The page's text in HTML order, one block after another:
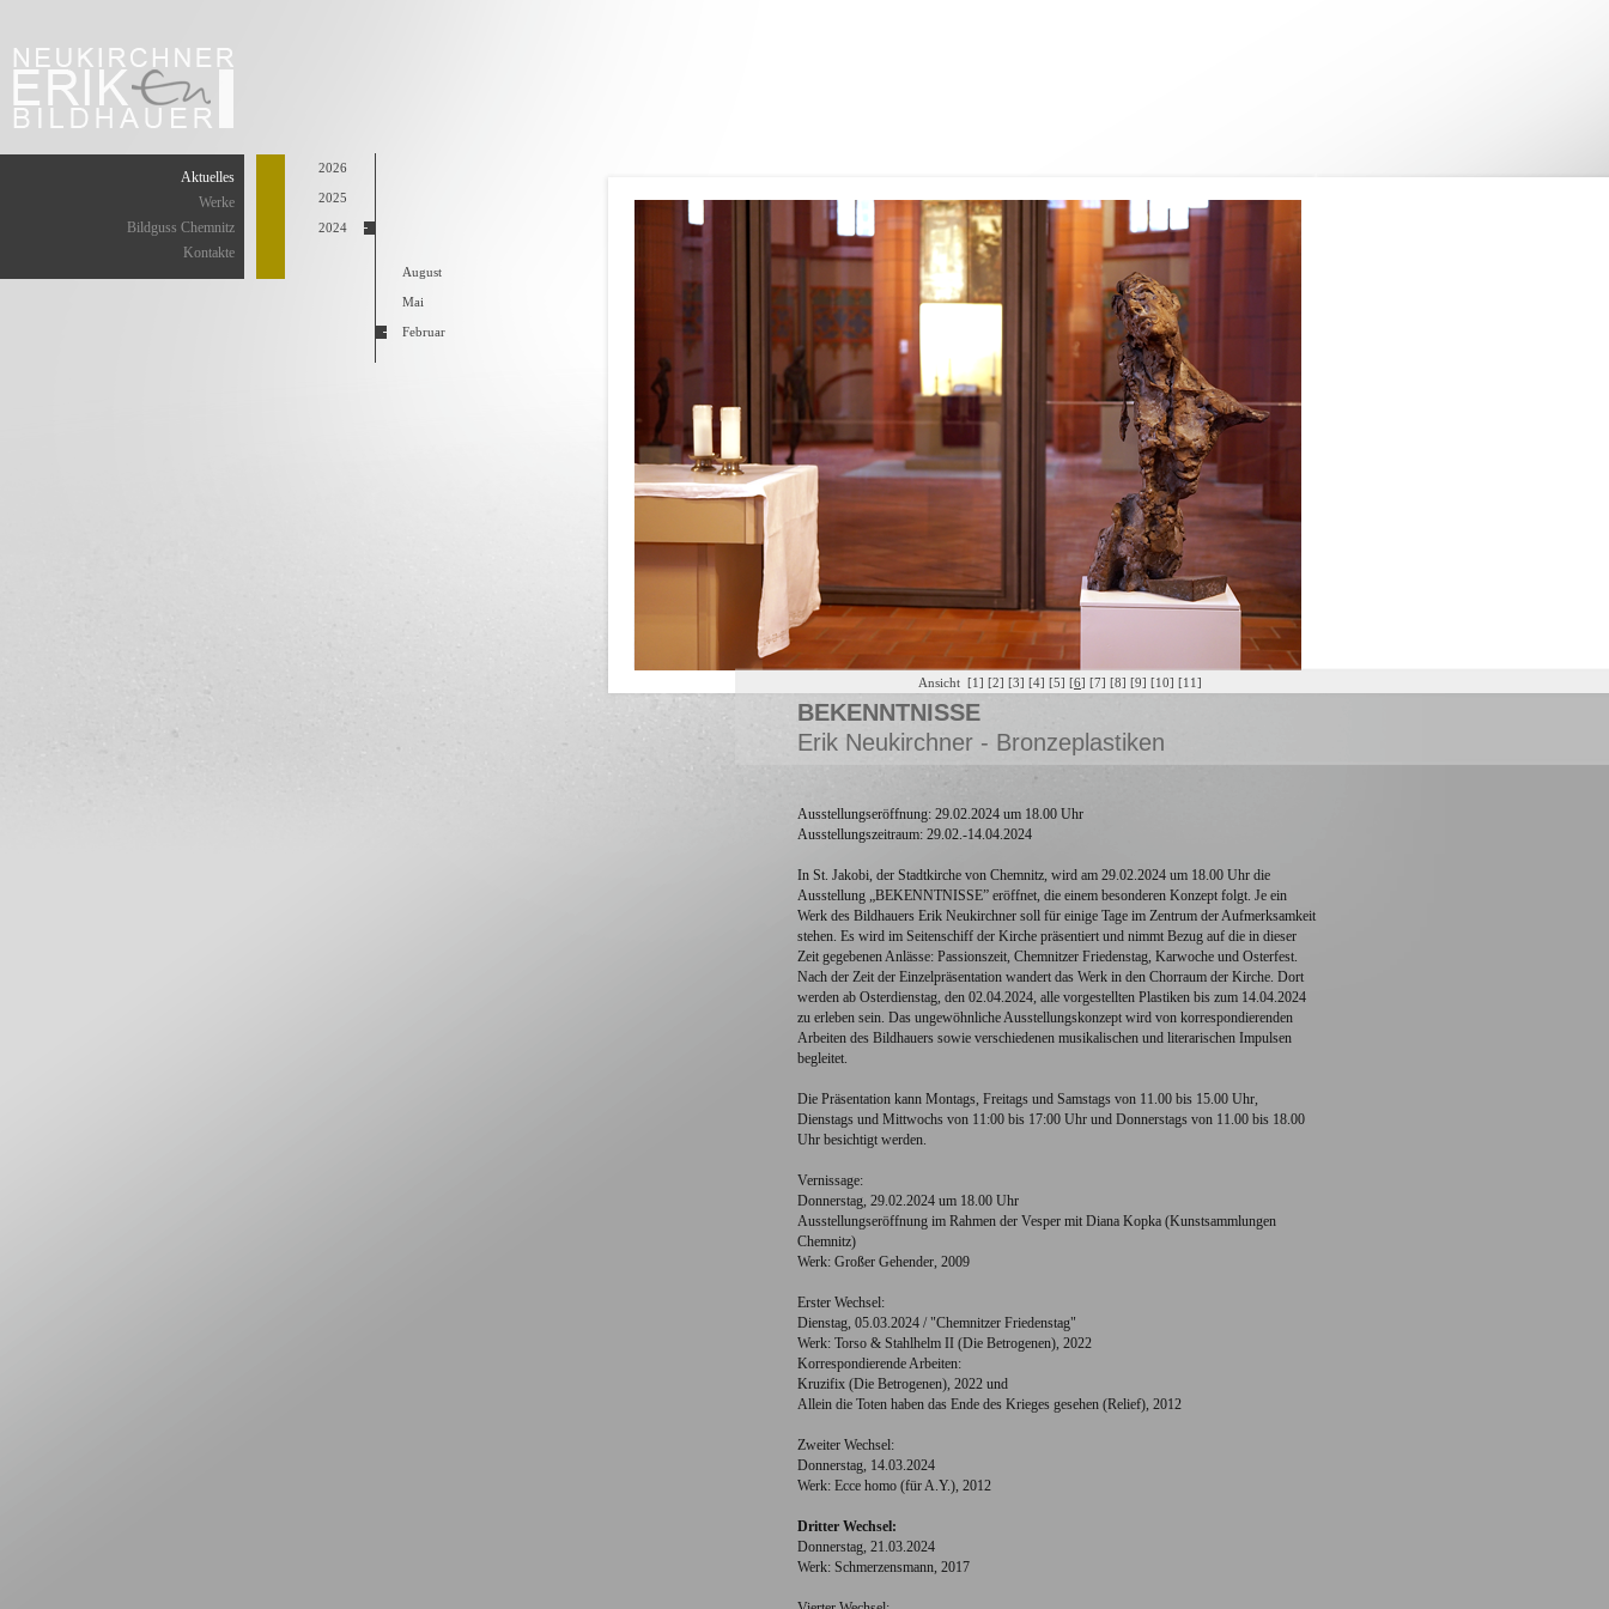
Aktuelles
Werke
Bildguss Chemnitz
Kontakte
2026
2025
2024
August
Mai
Februar
Ansicht [1] [2] [3] [4] [5] [6] [7] [8] [9] [10] [11]
BEKENNTNISSE
Erik Neukirchner - Bronzeplastiken
Ausstellungseröffnung: 29.02.2024 um 18.00 Uhr
Ausstellungszeitraum: 29.02.-14.04.2024
In St. Jakobi, der Stadtkirche von Chemnitz, wird am 29.02.2024 um 18.00 Uhr die
Ausstellung „BEKENNTNISSE” eröffnet, die einem besonderen Konzept folgt. Je ein
Werk des Bildhauers Erik Neukirchner soll für einige Tage im Zentrum der Aufmerksamkeit
stehen. Es wird im Seitenschiff der Kirche präsentiert und nimmt Bezug auf die in dieser
Zeit gegebenen Anlässe: Passionszeit, Chemnitzer Friedenstag, Karwoche und Osterfest.
Nach der Zeit der Einzelpräsentation wandert das Werk in den Chorraum der Kirche. Dort
werden ab Osterdienstag, den 02.04.2024, alle vorgestellten Plastiken bis zum 14.04.2024
zu erleben sein. Das ungewöhnliche Ausstellungskonzept wird von korrespondierenden
Arbeiten des Bildhauers sowie verschiedenen musikalischen und literarischen Impulsen
begleitet.
Die Präsentation kann Montags, Freitags und Samstags von 11.00 bis 15.00 Uhr,
Dienstags und Mittwochs von 11:00 bis 17:00 Uhr und Donnerstags von 11.00 bis 18.00
Uhr besichtigt werden.
Vernissage:
Donnerstag, 29.02.2024 um 18.00 Uhr
Ausstellungseröffnung im Rahmen der Vesper mit Diana Kopka (Kunstsammlungen
Chemnitz)
Werk: Großer Gehender, 2009
Erster Wechsel:
Dienstag, 05.03.2024 / "Chemnitzer Friedenstag"
Werk: Torso & Stahlhelm II (Die Betrogenen), 2022
Korrespondierende Arbeiten:
Kruzifix (Die Betrogenen), 2022 und
Allein die Toten haben das Ende des Krieges gesehen (Relief), 2012
Zweiter Wechsel:
Donnerstag, 14.03.2024
Werk: Ecce homo (für A.Y.), 2012
Dritter Wechsel:
Donnerstag, 21.03.2024
Werk: Schmerzensmann, 2017